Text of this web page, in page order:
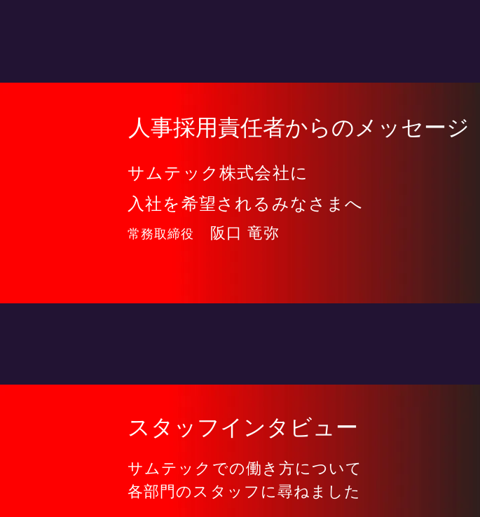
人事採用責任者からのメッセージ
サムテック株式会社に
入社を希望されるみなさまへ
​常務取締役 阪口 竜弥
​スタッフインタビュー
サムテックでの働き方について
各部門のスタッフに尋ねました